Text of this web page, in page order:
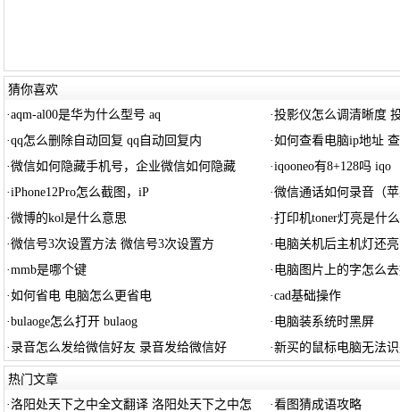
猜你喜欢
·aqm-al00是华为什么型号 aq ·投影仪怎么调清晰度
·qq怎么删除自动回复 qq自动回复内 ·如何查看电脑ip地址
·微信如何隐藏手机号，企业微信如何隐藏 ·iqooneo有8+128吗 iqo
·iPhone12Pro怎么截图，iP ·微信通话如何录音（
·微博的kol是什么意思 ·打印机toner灯亮是什
·微信号3次设置方法 微信号3次设置方 · 电脑关机后主机灯还
·mmb是哪个键 · 电脑图片上的字怎么
·如何省电 电脑怎么更省电 ·cad基础操作
·bulaoge怎么打开 bulaog · 电脑装系统时黑屏
· 录音怎么发给微信好友 录音发给微信好 ·新买的鼠标电脑无法
热门文章
·洛阳处天下之中全文翻译 洛阳处天下之中怎 ·看图猜成语攻略